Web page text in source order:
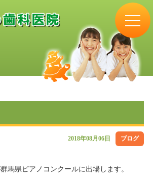
2018年08月06日 ブログ
馬県ピアノコンクールに出場します。